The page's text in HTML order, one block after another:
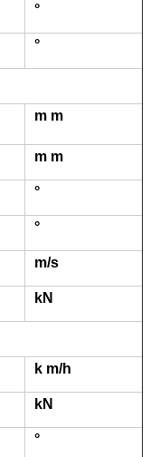
°
°
m m
m m
°
°
m/s
kN
k m/h
kN
°